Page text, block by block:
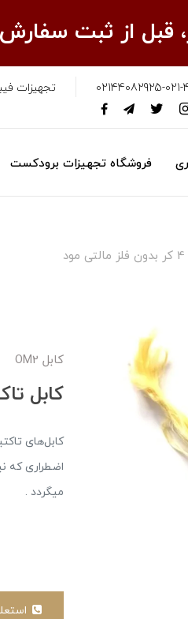
قبل از ثبت
02144082925-
تجهیزات
فروشگاه تجهیزات برودکست
کابل OM2
کابل تاکتیکال 4 کر
کابل‌های
میگردد .